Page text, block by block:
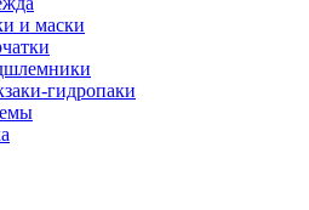
и маски
гидропаки